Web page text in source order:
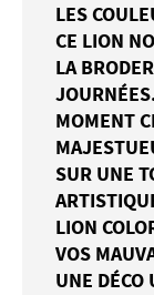
LES
CE LION
LA
MOMENT
SUR UNE
LION
VOS
UNE DÉCO